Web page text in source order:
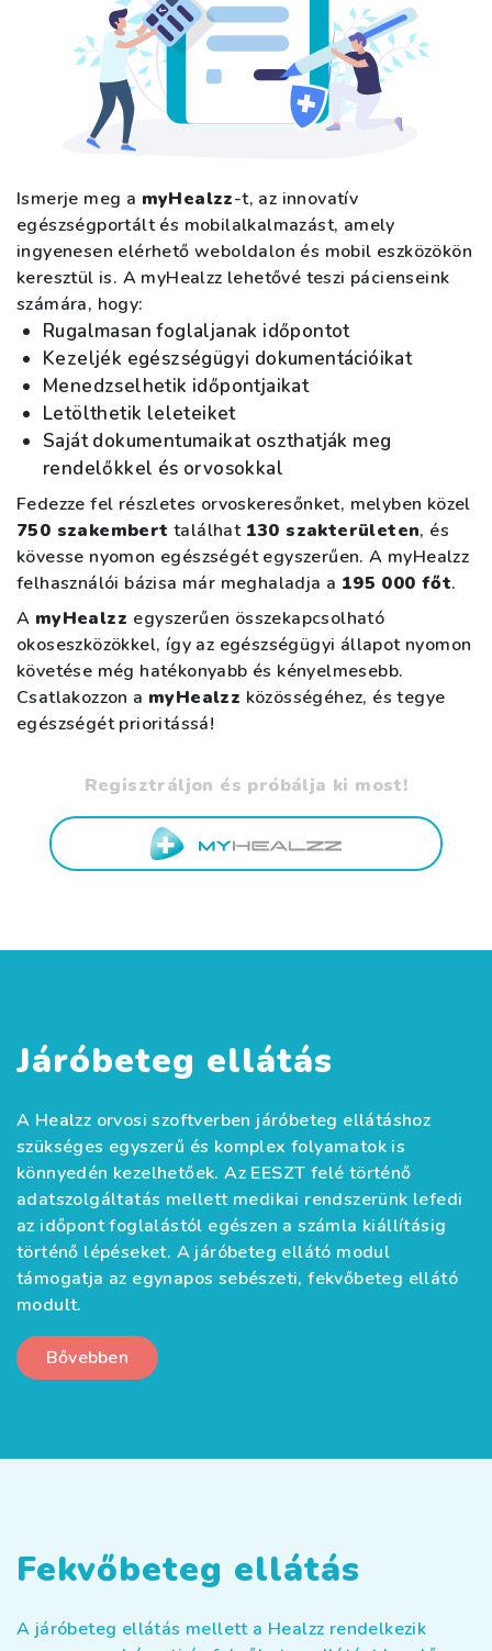
Ismerje meg a myHealzz-t, az innovatív
egészségportált és mobilalkalmazást, amely
ingyenesen elérhető weboldalon és mobil eszközökön
keresztül is. A myHealzz lehetővé teszi pácienseink
számára, hogy:
Rugalmasan foglaljanak időpontot
Kezeljék egészségügyi dokumentációikat
Menedzselhetik időpontjaikat
Letölthetik leleteiket
Saját dokumentumaikat oszthatják meg
rendelőkkel és orvosokkal
Fedezze fel részletes orvoskeresőnket, melyben közel
750 szakembert találhat 130 szakterületen, és
kövesse nyomon egészségét egyszerűen. A myHealzz
felhasználói bázisa már meghaladja a 195 000 főt.
A myHealzz egyszerűen összekapcsolható
okoseszközökkel, így az egészségügyi állapot nyomon
követése még hatékonyabb és kényelmesebb.
Csatlakozzon a myHealzz közösségéhez, és tegye
egészségét prioritássá!
Regisztráljon és próbálja ki most!
Járóbeteg ellátás
A Healzz orvosi szoftverben járóbeteg ellátáshoz
szükséges egyszerű és komplex folyamatok is
könnyedén kezelhetőek. Az EESZT felé történő
adatszolgáltatás mellett medikai rendszerünk lefedi
az időpont foglalástól egészen a számla kiállításig
történő lépéseket. A járóbeteg ellátó modul
támogatja az egynapos sebészeti, fekvőbeteg ellátó
modult.
Bővebben
Fekvőbeteg ellátás
A járóbeteg ellátás mellett a Healzz rendelkezik